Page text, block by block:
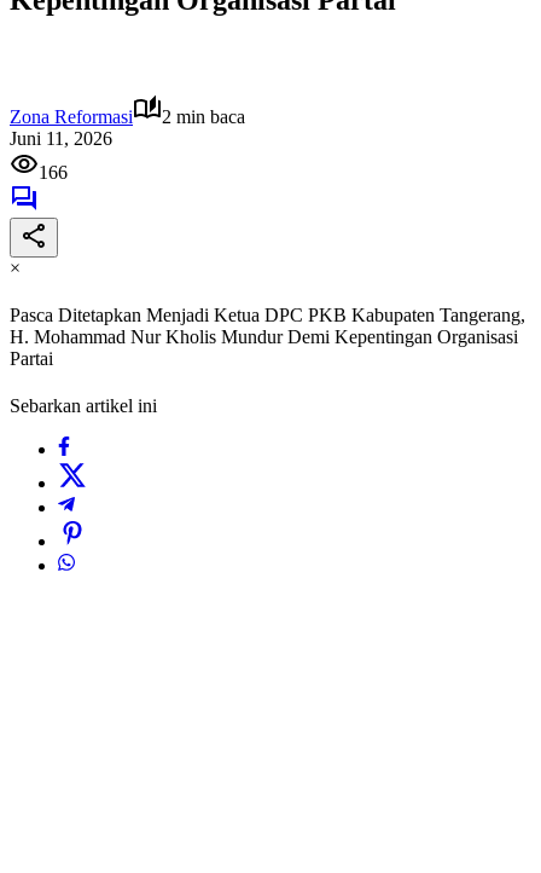
Zona Reformasi
2 min baca
Juni 11, 2026
166
×
Pasca Ditetapkan Menjadi Ketua DPC PKB Kabupaten Tangerang,
H. Mohammad Nur Kholis Mundur Demi Kepentingan Organisasi
Partai
Sebarkan artikel ini